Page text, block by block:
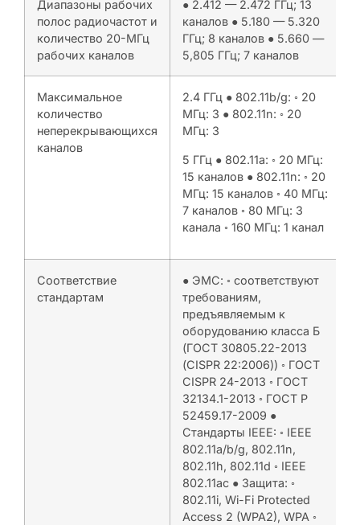
Диапазоны рабочих
полос радиочастот и
количество 20-MГц
рабочих каналов
● 2.412 — 2.472 ГГц; 13
каналов ● 5.180 — 5.320
ГГц; 8 каналов ● 5.660 —
5,805 ГГц; 7 каналов
Максимальное
количество
неперекрывающихся
каналов
2.4 ГГц ● 802.11b/g: ◦ 20
MГц: 3 ● 802.11n: ◦ 20
MГц: 3
5 ГГц ● 802.11a: ◦ 20 MГц:
15 каналов ● 802.11n: ◦ 20
MГц: 15 каналов ◦ 40 MГц:
7 каналов ◦ 80 MГц: 3
канала ◦ 160 MГц: 1 канал
Соответствие
стандартам
● ЭМС: ◦ соответствуют
требованиям,
предъявляемым к
оборудованию класса Б
(ГОСТ 30805.22-2013
(CISPR 22:2006)) ◦ ГОСТ
CISPR 24-2013 ◦ ГОСТ
32134.1-2013 ◦ ГОСТ Р
52459.17-2009 ●
Стандарты IEEE: ◦ IEEE
802.11a/b/g, 802.11n,
802.11h, 802.11d ◦ IEEE
802.11ac ● Защита: ◦
802.11i, Wi-Fi Protected
Access 2 (WPA2), WPA ◦